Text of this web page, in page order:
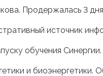
Продержалась 3
источник
обучения Синергии.
и биоэнергетики.